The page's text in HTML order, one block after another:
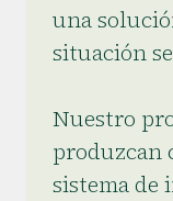
una
situación
Nuestro
produzcan
sistema de